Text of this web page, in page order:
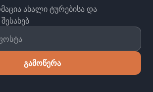
ახალი ტურებისა და
გამოწერა